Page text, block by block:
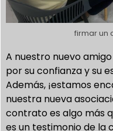
firmar un
A nuestro nuevo
por su confianza y su
Además, ¡estamos
nuestra nueva
contrato es algo más
es un testimonio de la